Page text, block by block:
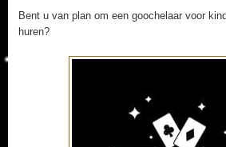
Bent u van plan om een goochelaar voor
huren?